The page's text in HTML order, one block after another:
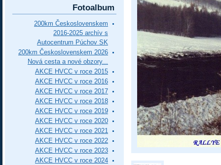
Fotoalbum
200km Československem
2016-2025 archív s
Autocentrum Púchov SK
200km Československem 2026
Nová cesta a nové obzory...
AKCE HVCC v roce 2015
AKCE HVCC v roce 2016
AKCE HVCC v roce 2017
AKCE HVCC v roce 2018
AKCE HVCC v roce 2019
AKCE HVCC v roce 2020
AKCE HVCC v roce 2021
AKCE HVCC v roce 2022
AKCE HVCC v roce 2023
AKCE HVCC v roce 2024